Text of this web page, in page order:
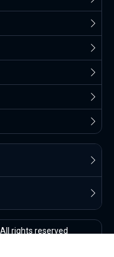
rights reserved